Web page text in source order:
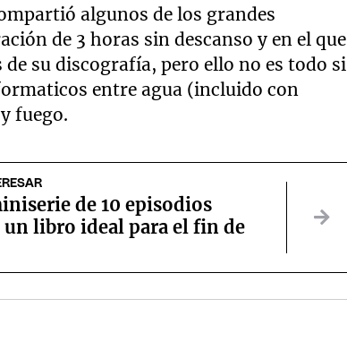
algunos de los grandes
de 3 horas sin descanso y en el que
su discografía, pero ello no es todo si
entre agua (incluido con
fuego.
de 10 episodios
un libro ideal para el fin de